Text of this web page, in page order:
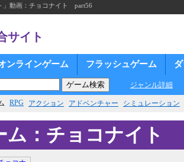
」動画：チョコナイト part56
サイト
ンラインゲーム フラッシュゲーム
ジャンル詳細
RPG アクション アドベンチャー シミュレーション
ム：チョコナイト